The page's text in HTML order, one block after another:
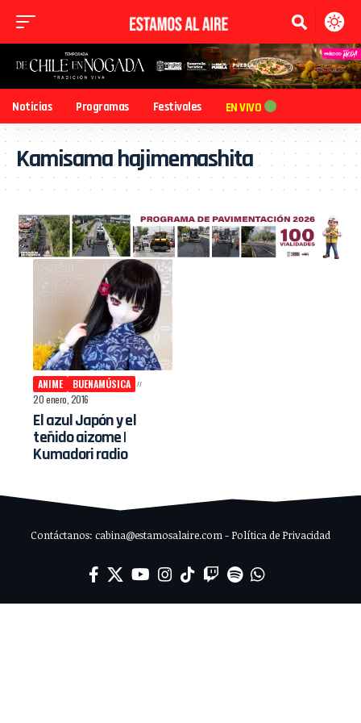
Noticias Programas Festivales EN VIVO
Kamisama hajimemashita
ANIME
BUENAMÚSICA
20 enero, 2016
El azul Japón y el
teñido aizome |
Kumadori radio
Contáctanos: cabina@estamosalaire.com - Política de Privacidad